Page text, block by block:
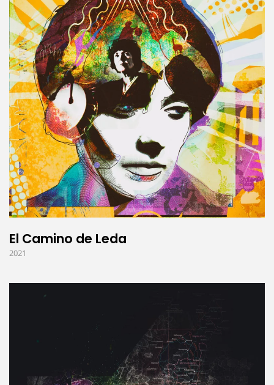
El Camino de Leda
2021